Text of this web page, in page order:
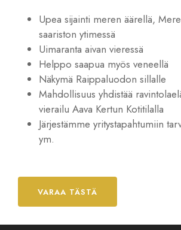
Upea sijainti meren äärellä,
saariston ytimessä
Uimaranta aivan vieressä
Helppo saapua myös veneellä
Näkymä Raippaluodon sillalle
Mahdollisuus yhdistää
vierailu Aava Kertun Kotitilalla
Järjestämme yritystapahtumiin
ym.
VARAA TÄSTÄ